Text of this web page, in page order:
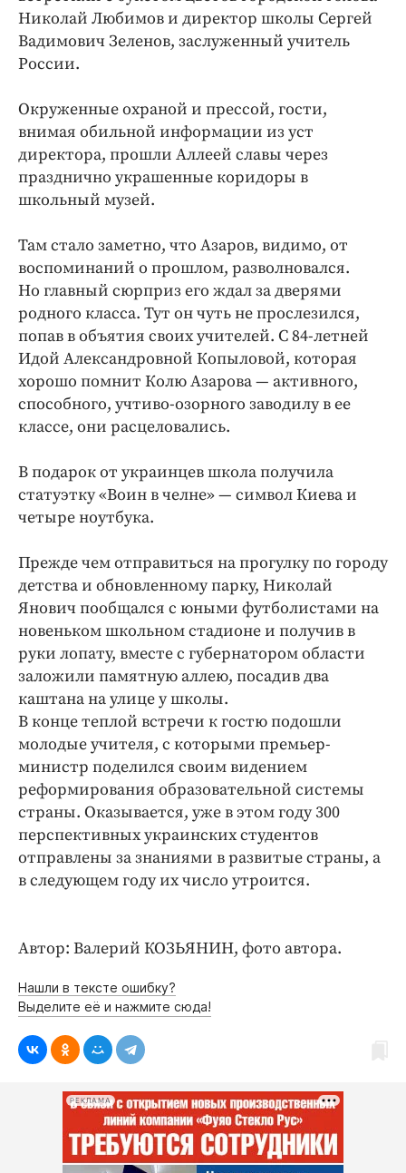
Бренд года
Работодатель года
Николай Любимов и директор школы Сергей
Вадимович Зеленов, заслуженный учитель
России.
Окруженные охраной и прессой, гости,
внимая обильной информации из уст
директора, прошли Аллеей славы через
празднично украшенные коридоры в
школьный музей.
Там стало заметно, что Азаров, видимо, от
воспоминаний о прошлом, разволновался.
Но главный сюрприз его ждал за дверями
родного класса. Тут он чуть не прослезился,
попав в объятия своих учителей. С 84-летней
Идой Александровной Копыловой, которая
хорошо помнит Колю Азарова — активного,
способного, учтиво-озорного заводилу в ее
классе, они расцеловались.
В подарок от украинцев школа получила
статуэтку «Воин в челне» — символ Киева и
четыре ноутбука.
Прежде чем отправиться на прогулку по городу
детства и обновленному парку, Николай
Янович пообщался с юными футболистами на
новеньком школьном стадионе и получив в
руки лопату, вместе с губернатором области
заложили памятную аллею, посадив два
каштана на улице у школы.
В конце теплой встречи к гостю подошли
молодые учителя, с которыми премьер-
министр поделился своим видением
реформирования образовательной системы
страны. Оказывается, уже в этом году 300
перспективных украинских студентов
отправлены за знаниями в развитые страны, а
в следующем году их число утроится.
Автор: Валерий КОЗЬЯНИН, фото автора.
Нашли в тексте ошибку?
Выделите её и нажмите сюда!
РЕКЛАМА